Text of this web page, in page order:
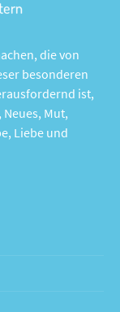
die von
besonderen
ist,
Mut,
Liebe und